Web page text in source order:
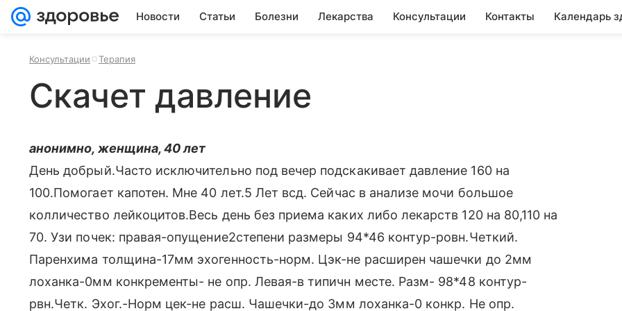
Новости Статьи Болезни Лекарства Консультации Контакты Календарь
Консультации Терапия
Скачет давление
анонимно, женщина, 40 лет
День добрый.Часто исключительно под вечер подскакивает давление 160 на
100.Помогает капотен. Мне 40 лет.5 Лет всд. Сейчас в анализе мочи большое
колличество лейкоцитов.Весь день без приема каких либо лекарств 120 на 80,110 на
70. Узи почек: правая-опущение2степени размеры 94*46 контур-ровн.Четкий.
Паренхима толщина-17мм эхогенность-норм. Цэк-не расширен чашечки до 2мм
лоханка-0мм конкременты- не опр. Левая-в типичн месте. Разм- 98*48 контур-
рвн.Четк. Эхог.-Норм цек-не расш. Чашечки-до 3мм лоханка-0 конкр. Не опр.